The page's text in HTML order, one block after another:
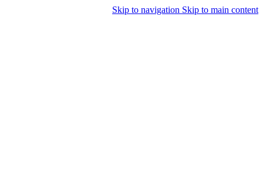
Skip to navigation Skip to main content
همراهان علمینو به علت نوسانات